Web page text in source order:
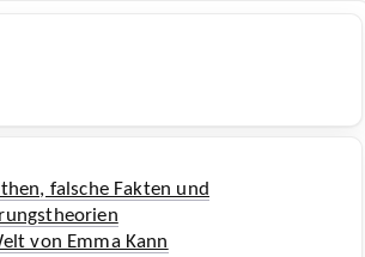
falsche Fakten und
von Emma Kann